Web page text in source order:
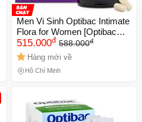
Men Vi Sinh Optibac Intimate
Flora for Women [Optibac
Tím] 30 & 90 viên - S/P
Chuẩn UK
515.000đ 588.000đ
Hàng mới về
Hồ Chí Minh